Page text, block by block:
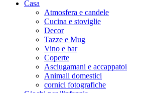
Casa
Atmosfera e candele
Cucina e stoviglie
Decor
Tazze e Mug
Vino e bar
Coperte
Asciugamani e accappatoi
Animali domestici
cornici fotografiche